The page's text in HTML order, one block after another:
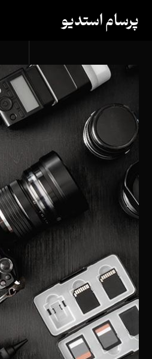
پرسام استدیو